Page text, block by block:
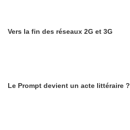
Vers la fin des réseaux 2G et 3G
Le Prompt devient un acte littéraire ?